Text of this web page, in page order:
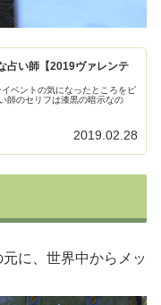
占い師【2019ヴァレンテ
ベントの気になったところをピ
師のセリフは漆黒の暗示なの
2019.02.28
に、世界中からメッ